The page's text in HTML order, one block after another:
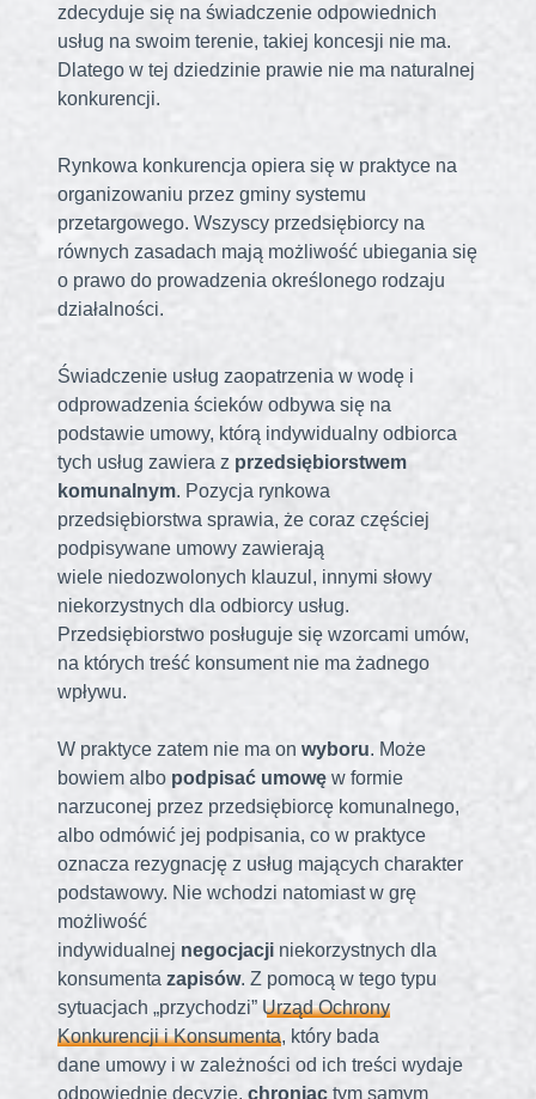
zdecyduje się na świadczenie odpowiednich
usług na swoim terenie, takiej koncesji nie ma.
Dlatego w tej dziedzinie prawie nie ma naturalnej
konkurencji.
Rynkowa konkurencja opiera się w praktyce na
organizowaniu przez gminy systemu
przetargowego. Wszyscy przedsiębiorcy na
równych zasadach mają możliwość ubiegania się
o prawo do prowadzenia określonego rodzaju
działalności.
Świadczenie usług zaopatrzenia w wodę i
odprowadzenia ścieków odbywa się na
podstawie umowy, którą indywidualny odbiorca
tych usług zawiera z przedsiębiorstwem
komunalnym. Pozycja rynkowa
przedsiębiorstwa sprawia, że coraz częściej
podpisywane umowy zawierają
wiele niedozwolonych klauzul, innymi słowy
niekorzystnych dla odbiorcy usług.
Przedsiębiorstwo posługuje się wzorcami umów,
na których treść konsument nie ma żadnego
wpływu.
W praktyce zatem nie ma on wyboru. Może
bowiem albo podpisać umowę w formie
narzuconej przez przedsiębiorcę komunalnego,
albo odmówić jej podpisania, co w praktyce
oznacza rezygnację z usług mających charakter
podstawowy. Nie wchodzi natomiast w grę
możliwość
indywidualnej negocjacji niekorzystnych dla
konsumenta zapisów. Z pomocą w tego typu
sytuacjach „przychodzi” Urząd Ochrony
Konkurencji i Konsumenta, który bada
dane umowy i w zależności od ich treści wydaje
odpowiednie decyzje, chroniąc tym samym